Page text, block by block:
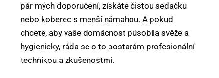
pár mých doporučení, získáte čistou sedačku
nebo koberec s menší námahou. A pokud
chcete, aby vaše domácnost působila svěže a
hygienicky, ráda se o to postarám profesionální
technikou a zkušenostmi.